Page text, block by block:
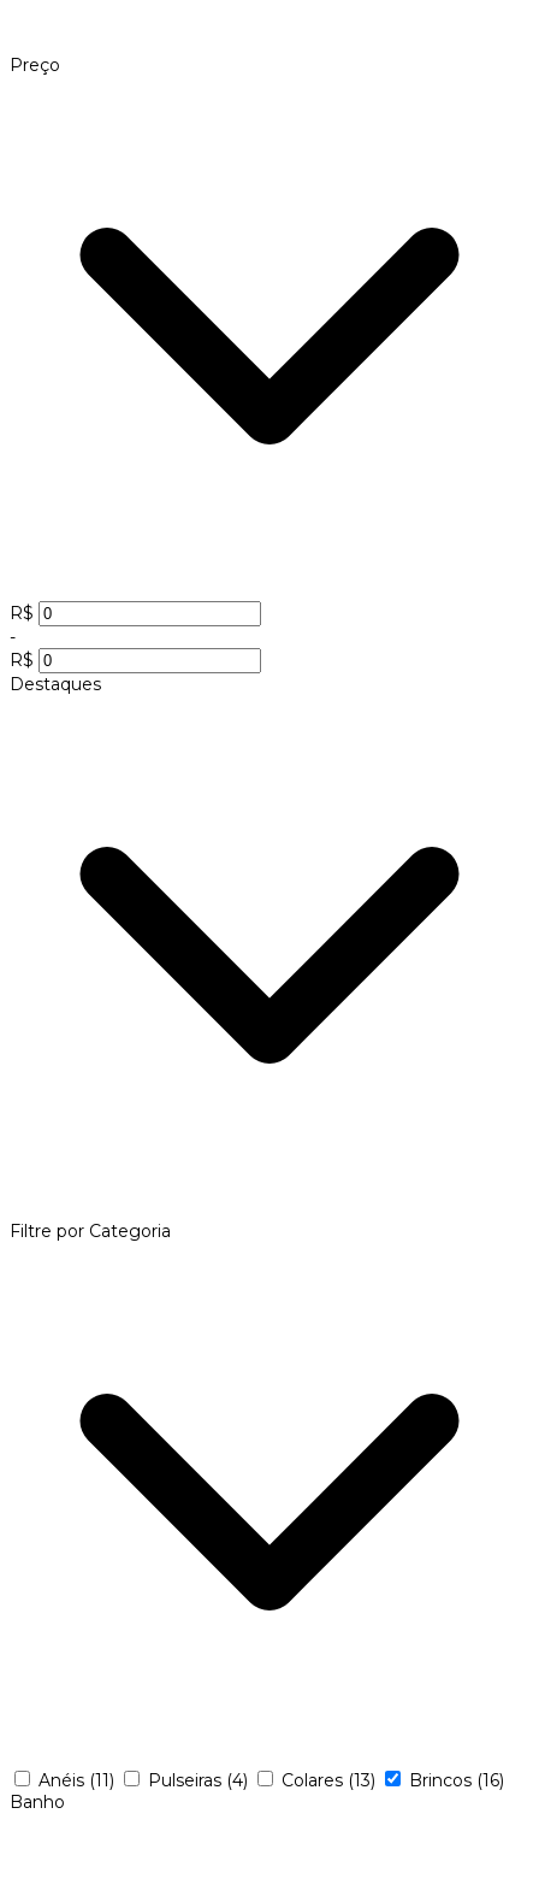
Preço
R$
-
R$
Destaques
Filtre por Categoria
Anéis (11) Pulseiras (4) Colares (13) Brincos (16)
Banho